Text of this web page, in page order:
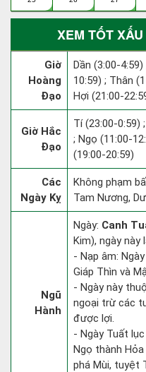
XEM TỐT
Giờ
Hoàng
Đạo
Dần (3:00-
10:59) ; Thân
Hợi (21:00-
Giờ Hắc
Đạo
Tí (23:00-0:59)
; Ngọ (11:00-
(19:00-20:59)
Các
Ngày Kỵ
Không phạm
Tam Nương,
Ngũ
Hành
Ngày: Canh
Kim), ngày này
- Nạp âm:
Giáp Thìn và
- Ngày này
ngoại trừ các
được lợi.
- Ngày Tuất
Ngọ thành Hỏa
phá Mùi, tuyệt